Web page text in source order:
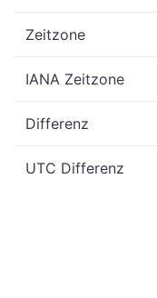
Zeitzone
IANA Zeitzone
Differenz
UTC Differenz